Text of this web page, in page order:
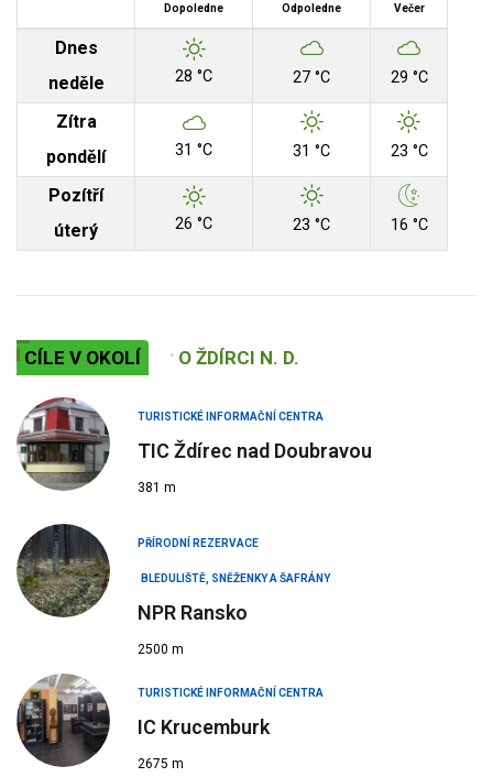
Dopoledne Odpoledne Večer
Dnes
neděle
28 °C 27 °C 29 °C
Zítra
pondělí
31 °C 31 °C 23 °C
Pozítří
úterý
26 °C 23 °C 16 °C
CÍLE V OKOLÍ O ŽDÍRCI N. D.
TURISTICKÉ INFORMAČNÍ CENTRA
TIC Ždírec nad Doubravou
381 m
PŘÍRODNÍ REZERVACE
BLEDULIŠTĚ, SNĚŽENKY A ŠAFRÁNY
NPR Ransko
2500 m
TURISTICKÉ INFORMAČNÍ CENTRA
IC Krucemburk
2675 m